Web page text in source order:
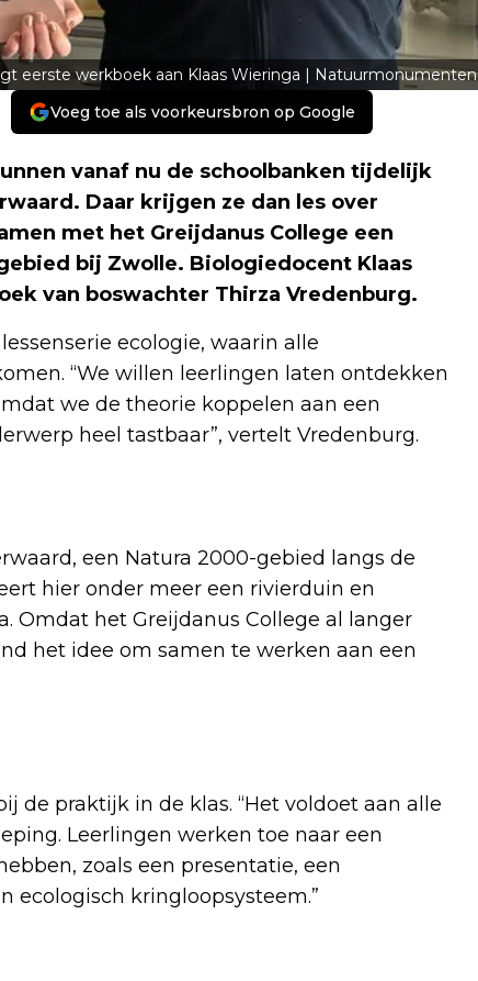
eerste werkboek aan Klaas Wieringa | Natuurmonumenten
Voeg toe als voorkeursbron op Google
vanaf nu de schoolbanken tijdelijk
Daar krijgen ze dan les over
met het Greijdanus College een
bij Zwolle. Biologiedocent Klaas
van boswachter Thirza Vredenburg.
ecologie, waarin alle
“We willen leerlingen laten ontdekken
we de theorie koppelen aan een
heel tastbaar”, vertelt Vredenburg.
een Natura 2000-gebied langs de
hier onder meer een rivierduin en
Omdat het Greijdanus College al langer
het idee om samen te werken aan een
de praktijk in de klas. “Het voldoet aan alle
Leerlingen werken toe naar een
zoals een presentatie, een
ecologisch kringloopsysteem.”